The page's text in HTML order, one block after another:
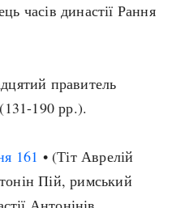
часів династії Рання
правитель
190 рр.).
161 • (Тіт Аврелій
Пій, римський